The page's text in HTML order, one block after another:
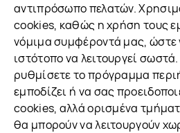
αντιπρόσωπο πελατών.
cookies, καθώς η χρήση τους
νόμιμα συμφέροντά μας, ώστε
ιστότοπο να λειτουργεί
ρυθμίσετε το πρόγραμμα
εμποδίζει ή να σας
cookies, αλλά ορισμένα
θα μπορούν να λειτουργούν